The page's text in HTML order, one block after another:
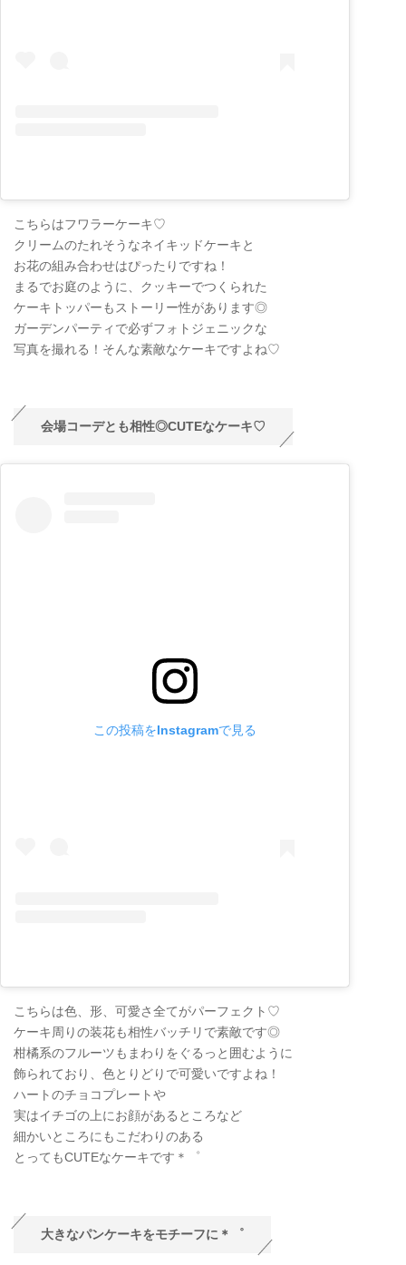
こちらはフワラーケーキ♡
クリームのたれそうなネイキッドケーキと
お花の組み合わせはぴったりですね！
まるでお庭のように、クッキーでつくられた
ケーキトッパーもストーリー性があります◎
ガーデンパーティで必ずフォトジェニックな
写真を撮れる！そんな素敵なケーキですよね♡
会場コーデとも相性◎CUTEなケーキ♡
この投稿をInstagramで見る
こちらは色、形、可愛さ全てがパーフェクト♡
ケーキ周りの装花も相性バッチリで素敵です◎
柑橘系のフルーツもまわりをぐるっと囲むように
飾られており、色とりどりで可愛いですよね！
ハートのチョコプレートや
実はイチゴの上にお顔があるところなど
細かいところにもこだわりのある
とってもCUTEなケーキです＊゜
大きなパンケーキをモチーフに＊゜